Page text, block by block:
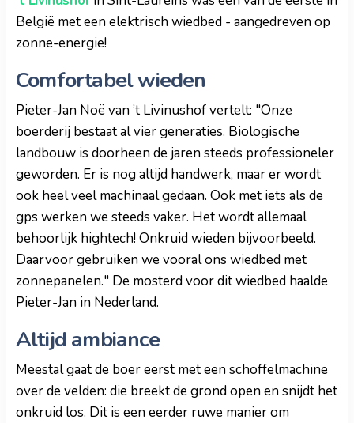
België met een elektrisch wiedbed - aangedreven op
zonne-energie!
Comfortabel wieden
Pieter-Jan Noë van ’t Livinushof vertelt: "Onze
boerderij bestaat al vier generaties. Biologische
landbouw is doorheen de jaren steeds professioneler
geworden. Er is nog altijd handwerk, maar er wordt
ook heel veel machinaal gedaan. Ook met iets als de
gps werken we steeds vaker. Het wordt allemaal
behoorlijk hightech! Onkruid wieden bijvoorbeeld.
Daarvoor gebruiken we vooral ons wiedbed met
zonnepanelen." De mosterd voor dit wiedbed haalde
Pieter-Jan in Nederland.
Altijd ambiance
Meestal gaat de boer eerst met een schoffelmachine
over de velden: die breekt de grond open en snijdt het
onkruid los. Dit is een eerder ruwe manier om